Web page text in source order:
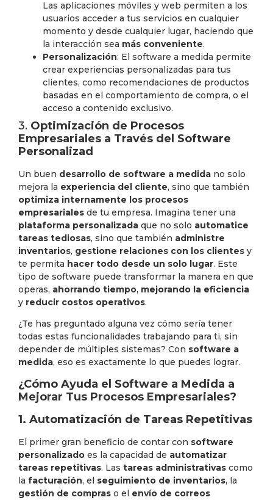
Las aplicaciones móviles y web permiten a los
usuarios acceder a tus servicios en cualquier
momento y desde cualquier lugar, haciendo que
la interacción sea más conveniente.
Personalización: El software a medida permite
crear experiencias personalizadas para tus
clientes, como recomendaciones de productos
basadas en el comportamiento de compra, o el
acceso a contenido exclusivo.
3. Optimización de Procesos
Empresariales a Través del Software
Personalizad
Un buen desarrollo de software a medida no solo
mejora la experiencia del cliente, sino que también
optimiza internamente los procesos
empresariales de tu empresa. Imagina tener una
plataforma personalizada que no solo automatice
tareas tediosas, sino que también administre
inventarios, gestione relaciones con los clientes y
te permita hacer todo desde un solo lugar. Este
tipo de software puede transformar la manera en que
operas, ahorrando tiempo, mejorando la eficiencia
y reducir costos operativos.
¿Te has preguntado alguna vez cómo sería tener
todas estas funcionalidades trabajando para ti, sin
depender de múltiples sistemas? Con software a
medida, eso es exactamente lo que puedes lograr.
¿Cómo Ayuda el Software a Medida a
Mejorar Tus Procesos Empresariales?
1. Automatización de Tareas Repetitivas
El primer gran beneficio de contar con software
personalizado es la capacidad de automatizar
tareas repetitivas. Las tareas administrativas como
la facturación, el seguimiento de inventarios, la
gestión de compras o el envío de correos